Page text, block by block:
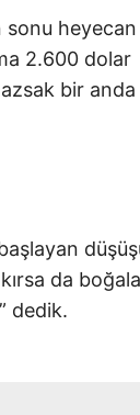
sonu heyecan
2.600 dolar
bir anda
da
dedik.